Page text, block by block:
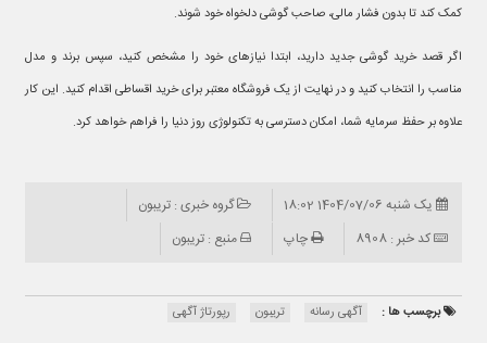
کمک کند تا بدون فشار مالی، صاحب گوشی دلخواه خود شوند.
اگر قصد خرید گوشی جدید دارید، ابتدا نیازهای خود را مشخص کنید، سپس برند و مدل
مناسب را انتخاب کنید و در نهایت از یک فروشگاه معتبر برای خرید اقساطی اقدام کنید. این کار
علاوه بر حفظ سرمایه شما، امکان دسترسی به تکنولوژی روز دنیا را فراهم خواهد کرد.
یک شنبه 1404/07/06 18:02
گروه خبری : تریبون
کد خبر : 8908
چاپ منبع : تریبون
برچسب ها : آگهی رسانه تریبون رپورتاژ آگهی